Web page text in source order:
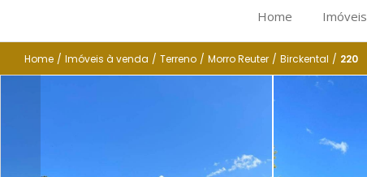
Home Imóveis
Home / Imóveis à venda / Terreno / Morro Reuter / Birckental / 220